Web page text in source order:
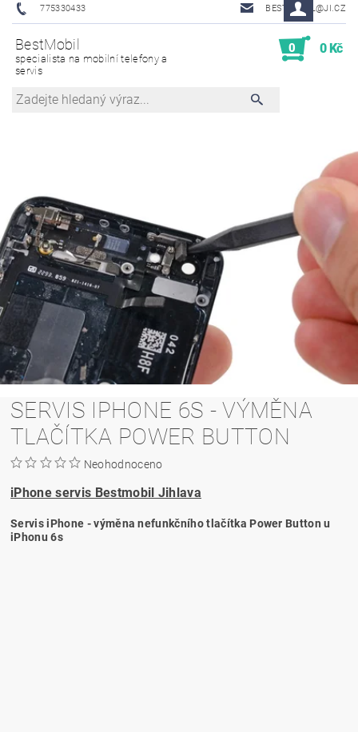
775330433 BESTMOBIL@JI.CZ
BestMobil
specialista na mobilní telefony a
servis
0 0 Kč
SERVIS IPHONE 6S - VÝMĚNA
TLAČÍTKA POWER BUTTON
Neohodnoceno
iPhone servis Bestmobil Jihlava
Servis iPhone - výměna nefunkčního tlačítka Power Button u
iPhonu 6s